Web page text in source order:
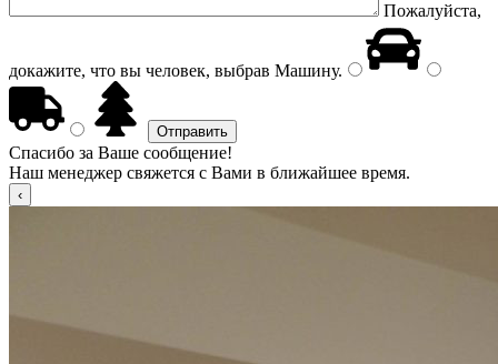
Пожалуйста,
докажите, что вы человек, выбрав Машину.
Спасибо за Ваше сообщение!
Наш менеджер свяжется с Вами в ближайшее время.